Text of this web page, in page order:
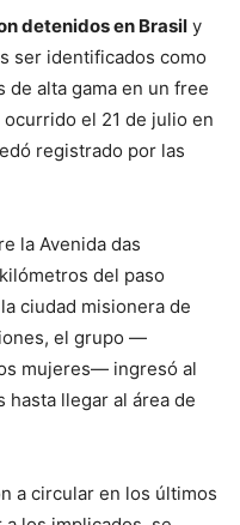
detenidos en Brasil y
ser identificados como
alta gama en un free
ocurrido el 21 de julio en
registrado por las
la Avenida das
del paso
ciudad misionera de
el grupo —
mujeres— ingresó al
llegar al área de
a circular en los últimos